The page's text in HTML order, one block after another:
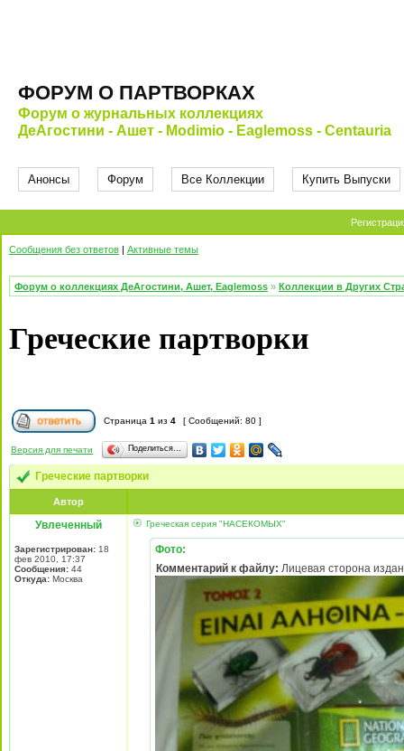
ФОРУМ О ПАРТВОРКАХ
Форум о журнальных коллекциях
ДеАгостини - Ашет - Modimio - Eaglemoss - Centauria
Анонсы Форум Все Коллекции Купить Выпуски
Сообщения без ответов | Активные темы
Форум о коллекциях ДеАгостини, Ашет, Eaglemoss » Коллекции в Других
Греческие партворки
Страница 1 из 4 [ Сообщений: 80 ]
Версия для печати Поделиться…
Греческие партворки
Автор
Увлеченный
Зарегистрирован: 18
фев 2010, 17:37
Сообщения: 44
Откуда: Москва
Греческая серия "НАСЕКОМЫХ"
Фото:
Комментарий к файлу: Лицевая сторона